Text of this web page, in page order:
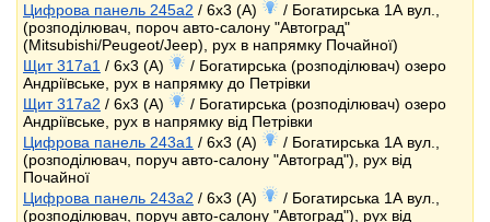
Цифрова панель 245a2 / 6x3 (A)
/ Богатирська 1А вул.,
(розподілювач, пороч авто-салону "Автоград"
(Mitsubishi/Peugeot/Jeep), рух в напрямку Почайної)
Щит 317a1 / 6x3 (A)
/ Богатирська (розподілювач) озеро
Андріївське, рух в напрямку до Петрівки
Щит 317a2 / 6x3 (A)
/ Богатирська (розподілювач) озеро
Андріївське, рух в напрямку від Петрівки
Цифрова панель 243a1 / 6x3 (A)
/ Богатирська 1А вул.,
(розподілювач, поруч авто-салону "Автоград"), рух від
Почайної
Цифрова панель 243a2 / 6x3 (A)
/ Богатирська 1А вул.,
(розподілювач, поруч авто-салону "Автоград"), рух від